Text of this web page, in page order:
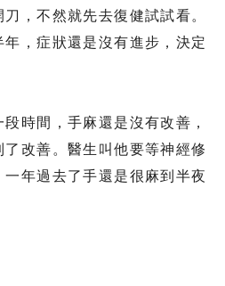
，不然就先去復健試試看。
，症狀還是沒有進步，決定
時間，手麻還是沒有改善，
改善。醫生叫他要等神經修
年過去了手還是很麻到半夜